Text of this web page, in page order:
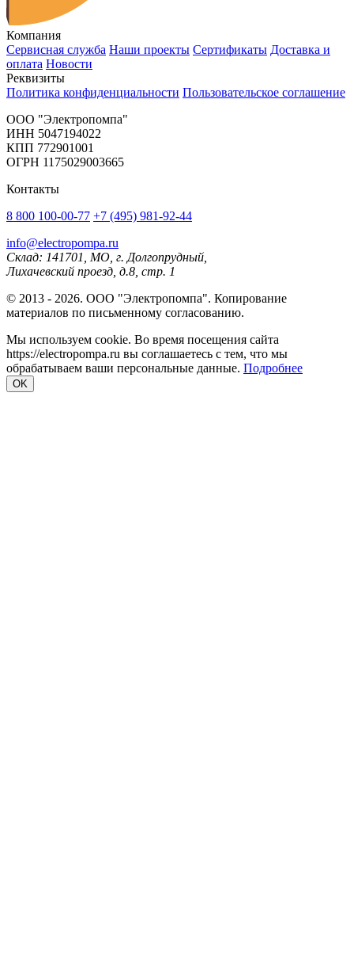
Компания
Сервисная служба Наши проекты Сертификаты Доставка и
оплата Новости
Реквизиты
Политика конфиденциальности Пользовательское соглашение
OOO "Электропомпа"
ИНН 5047194022
КПП 772901001
ОГРН 1175029003665
Контакты
8 800 100-00-77 +7 (495) 981-92-44
info@electropompa.ru
Склад: 141701, МО, г. Долгопрудный,
Лихачевский проезд, д.8, стр. 1
© 2013 - 2026. ООО "Электропомпа". Копирование
материалов по письменному согласованию.
Мы используем cookie. Во время посещения сайта
https://electropompa.ru вы соглашаетесь с тем, что мы
обрабатываем ваши персональные данные. Подробнее
OK